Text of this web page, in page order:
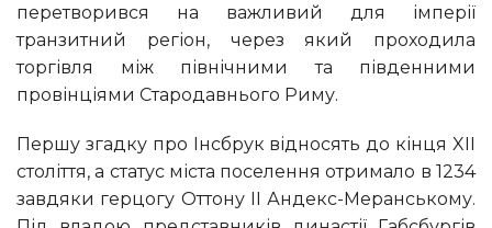
перетворився на важливий для імперії
транзитний регіон, через який проходила
торгівля між північними та південними
провінціями Стародавнього Риму.
Першу згадку про Інсбрук відносять до кінця XII
століття, а статус міста поселення отримало в 1234
завдяки герцогу Оттону II Андекс-Меранському.